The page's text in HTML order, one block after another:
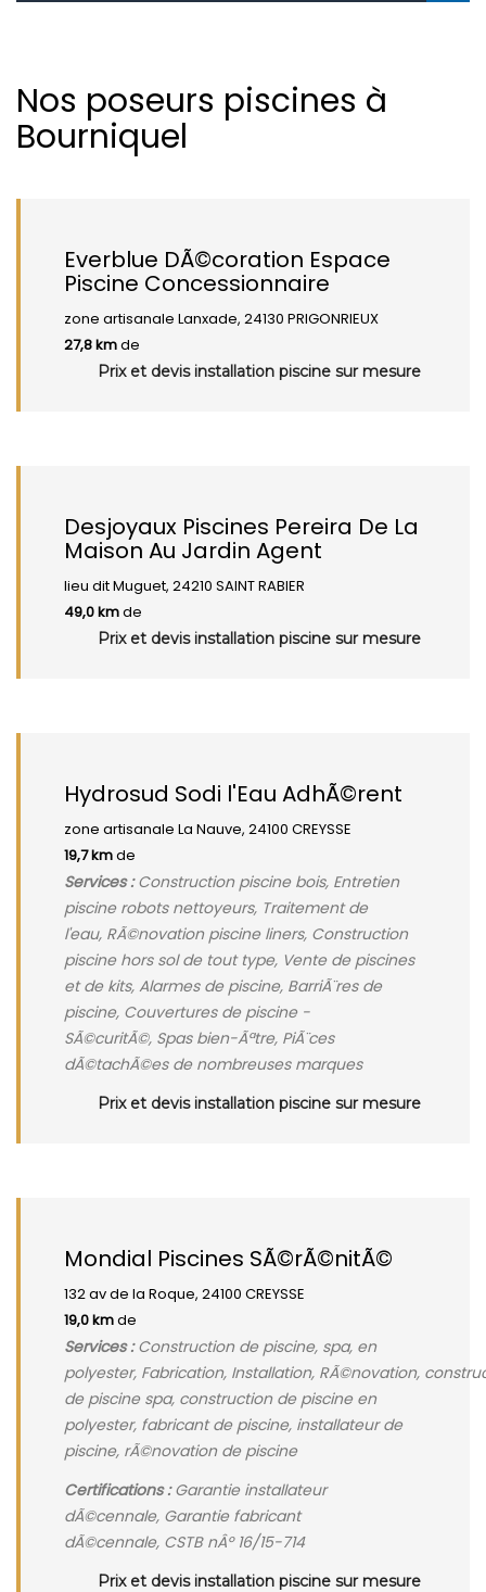
Nos poseurs piscines à
Bourniquel
Everblue DÃ©coration Espace
Piscine Concessionnaire
zone artisanale Lanxade, 24130 PRIGONRIEUX
27,8 kmde
Prix et devis installation piscine sur mesure
Desjoyaux Piscines Pereira De La
Maison Au Jardin Agent
lieu dit Muguet, 24210 SAINT RABIER
49,0 kmde
Prix et devis installation piscine sur mesure
Hydrosud Sodi l'Eau AdhÃ©rent
zone artisanale La Nauve, 24100 CREYSSE
19,7 kmde
Services :Construction piscine bois, Entretien
piscine robots nettoyeurs, Traitement de
l'eau, RÃ©novation piscine liners, Construction
piscine hors sol de tout type, Vente de piscines
et de kits, Alarmes de piscine, BarriÃ¨res de
piscine, Couvertures de piscine -
SÃ©curitÃ©, Spas bien-Ãªtre, PiÃ¨ces
dÃ©tachÃ©es de nombreuses marques
Prix et devis installation piscine sur mesure
Mondial Piscines SÃ©rÃ©nitÃ©
132 av de la Roque, 24100 CREYSSE
19,0 kmde
Services :Construction de piscine, spa, en
polyester, Fabrication, Installation, RÃ©novation,
de piscine spa, construction de piscine en
polyester, fabricant de piscine, installateur de
piscine, rÃ©novation de piscine
Certifications :Garantie installateur
dÃ©cennale, Garantie fabricant
dÃ©cennale, CSTB nÂº 16/15-714
Prix et devis installation piscine sur mesure